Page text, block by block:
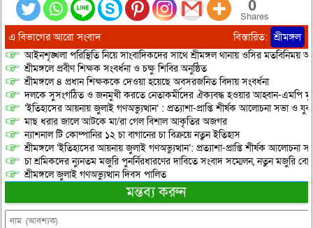
0
Shares
এ বিভাগের আরো সংবাদ বিস্তারিত: শ্রীমঙ্গল
আইনশৃঙ্খলা পরিস্থিতি নিয়ে সাংবাদিকদের সাথে শ্রীমঙ্গল থানায় ওসির মতবিনিময়
শ্রীমঙ্গলে প্রবীণ শিক্ষক সংবর্ধনা ও চক্ষু শিবির অনুষ্ঠিত
শ্রীমঙ্গলে ৪ প্রধান শিক্ষককে দেওয়া হয়েছে অবসরজনিত বিদায় সংবর্ধনা
দলকে সুসংগঠিত ও জনমুখী করতে নেতাকর্মীদের ঐক্যবদ্ধ হওয়ার আহ্বান-এমপি
‘ইতিহাসের আয়নায় জুলাই গণঅভ্যুত্থান’ : প্রত্যাশা-প্রাপ্তি শীর্ষক আলোচনা সভা ও
মাছ ধরার জালে আটকে মা/রা গেল বিশাল আকৃতির অজগর
ন্যাশনাল টি কোম্পানির ১২ চা বাগানের চা বিক্রয়ে নতুন ইতিহাস
শ্রীমঙ্গলে ‘ইতিহাসের আয়নায় জুলাই গণঅভ্যুত্থান’: প্রত্যাশা-প্রাপ্তি শীর্ষক আলোচনা
চা শ্রমিকদের ন্যুনতম মজুরি পুনর্নিরধারণের দাবিতে সংবাদ সম্মেলন, নতুন মজুরি
শ্রীমঙ্গলে জুলাই গণঅভ্যুত্থান দিবস পালিত
মন্তব্য করুন